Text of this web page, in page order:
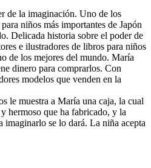
de la imaginación. Uno de los
niños más importantes de Japón
Delicada historia sobre el poder de
e ilustradores de libros para niños
de los mejores del mundo. María
dinero para comprarlos. Con
modelos que venden en la
le muestra a María una caja, la cual
hermoso que ha fabricado, y la
imaginarlo se lo dará. La niña acepta